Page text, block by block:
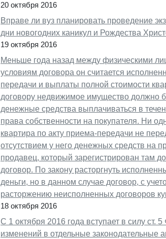
20 октября 2016
Вправе ли вуз планировать проведение
дни новогодних каникул и Рождества
19 октября 2016
Меньше года назад между физическими
условиям договора он считается
передачи и выплаты полной стоимости
договору недвижимое имущество должно
денежные средства выплачиваться в
права собственности на покупателя. Ни
квартира по акту приема-передачи не
отсутствием у него денежных средств на
продавец, который зарегистрирован там
договор. По закону расторгнуть
деньги, но в данном случае договор, с
расторжению неисполненных договоров
18 октября 2016
С 1 октября 2016 года вступает в силу
изменений в отдельные законодательные